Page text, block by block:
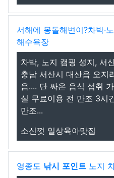
서해에 몽돌해변이?차박·
해수욕장
차박, 노지 캠핑 성지, 서
충남 서산시 대산읍 오지
음.... 단 싸온 음식 섭취
실 무료이용 전 만조 3시
만조...
소신껏 일상육아맛집
영종도 낚시 포인트 노지